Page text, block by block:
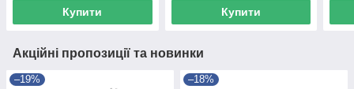
Купити Купити
Акційні пропозиції та новинки
–19% –18%